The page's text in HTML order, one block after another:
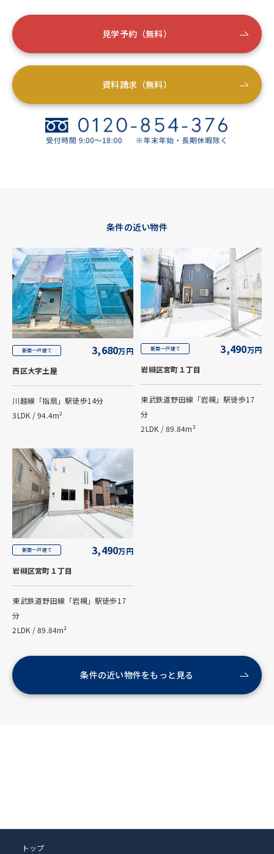
見学予約（無料）
資料請求（無料）
条件の近い物件
新築一戸建て 3,680万円
西区大字土屋
川越線「指扇」駅徒歩14分
3LDK / 94.4m²
新築一戸建て 3,490万円
岩槻区宮町１丁目
東武鉄道野田線「岩槻」駅徒歩17
分
2LDK / 89.84m²
新築一戸建て 3,490万円
岩槻区宮町１丁目
東武鉄道野田線「岩槻」駅徒歩17
分
2LDK / 89.84m²
条件の近い物件をもっと見る
トップ